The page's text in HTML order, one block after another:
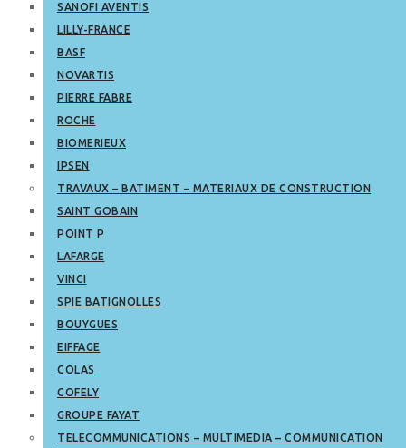
SANOFI AVENTIS
LILLY-FRANCE
BASF
NOVARTIS
PIERRE FABRE
ROCHE
BIOMERIEUX
IPSEN
TRAVAUX – BATIMENT – MATERIAUX DE CONSTRUCTION
SAINT GOBAIN
POINT P
LAFARGE
VINCI
SPIE BATIGNOLLES
BOUYGUES
EIFFAGE
COLAS
COFELY
GROUPE FAYAT
TELECOMMUNICATIONS – MULTIMEDIA – COMMUNICATION